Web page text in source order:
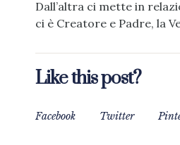
Dall’altra ci mette in
ci è Creatore e Padre, la
Like this post?
Facebook Twitter